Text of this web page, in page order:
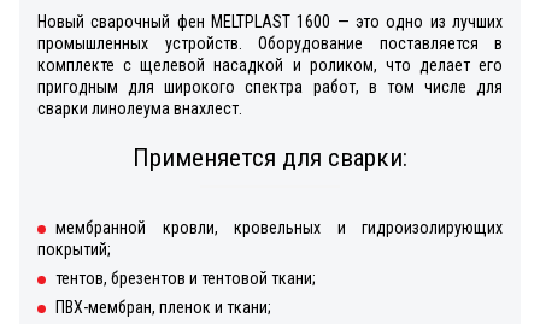
Новый сварочный фен MELTPLAST 1600 — это одно из лучших
промышленных устройств. Оборудование поставляется в
комплекте с щелевой насадкой и роликом, что делает его
пригодным для широкого спектра работ, в том числе для
сварки линолеума внахлест.
Применяется для сварки:
мембранной кровли, кровельных и гидроизолирующих
покрытий;
тентов, брезентов и тентовой ткани;
ПВХ-мембран, пленок и ткани;